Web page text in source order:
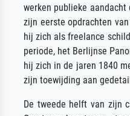
werken publieke
zijn eerste opdrachten
hij zich als freelance
periode, het Berlijnse
hij zich in de jaren 1840
zijn toewijding aan
De tweede helft van zijn